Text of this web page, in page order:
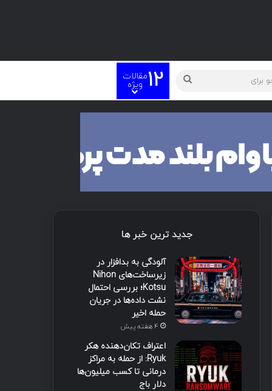
جستجو
برای
12مقالات
ویژه
جدید ترین خبر ها
آلودگی به بدافزار در
زیرساخت‌های Nihon
Kotsu؛ بررسی احتمال
نشت داده‌ها در جریان
حمله اخیر
4 هفته پیش
اعتراف تکان‌دهنده هکر
Ryuk: از حمله به مراکز
درمانی تا کسب میلیون‌ها
دلار باج